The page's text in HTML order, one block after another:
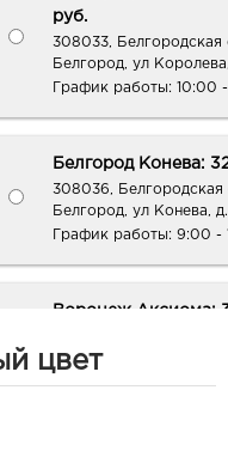
руб.
308033, Белгородская
Белгород, ул
График работы: 10:00
Белгород Конева:
308036, Белгородская
Белгород, ул Конева,
График работы: 9:00 -
Воронеж Аксиома:
394088, Воронежская
Воронеж, ул Генерала
цвет